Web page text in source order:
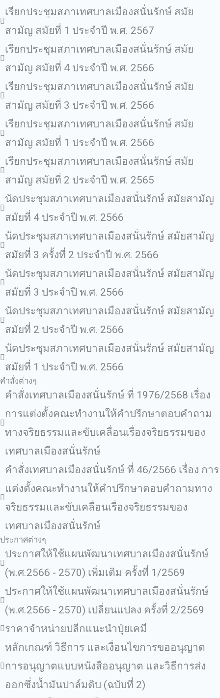
เรียกประชุมสภาเทศบาลเมืองสนั่นรักษ์ สมัย
สามัญ สมัยที่ 1 ประจำปี พ.ศ. 2567
เรียกประชุมสภาเทศบาลเมืองสนั่นรักษ์ สมัย
สามัญ สมัยที่ 4 ประจำปี พ.ศ. 2566
เรียกประชุมสภาเทศบาลเมืองสนั่นรักษ์ สมัย
สามัญ สมัยที่ 3 ประจำปี พ.ศ. 2566
เรียกประชุมสภาเทศบาลเมืองสนั่นรักษ์ สมัย
สามัญ สมัยที่ 1 ประจำปี พ.ศ. 2566
เรียกประชุมสภาเทศบาลเมืองสนั่นรักษ์ สมัย
สามัญ สมัยที่ 2 ประจำปี พ.ศ. 2565
นัดประชุมสภาเทศบาลเมืองสนั่นรักษ์ สมัยสามัญ
สมัยที่ 4 ประจำปี พ.ศ. 2566
นัดประชุมสภาเทศบาลเมืองสนั่นรักษ์ สมัยสามัญ
สมัยที่ 3 ครั้งที่ 2 ประจำปี พ.ศ. 2566
นัดประชุมสภาเทศบาลเมืองสนั่นรักษ์ สมัยสามัญ
สมัยที่ 3 ประจำปี พ.ศ. 2566
นัดประชุมสภาเทศบาลเมืองสนั่นรักษ์ สมัยสามัญ
สมัยที่ 2 ประจำปี พ.ศ. 2566
นัดประชุมสภาเทศบาลเมืองสนั่นรักษ์ สมัยสามัญ
สมัยที่ 1 ประจำปี พ.ศ. 2566
คำสั่งต่างๆ
คำสั่งเทศบาลเมืองสนั่นรักษ์ ที่ 1976/2568 เรื่อง
การแต่งตั้งคณะทำงานให้คำปรึกษาตอบคำถาม
ทางจริยธรรมและขับเคลื่อนเรื่องจริยธรรมของ
เทศบาลเมืองสนั่นรักษ์
คำสั่งเทศบาลเมืองสนั่นรักษ์ ที่ 46/2566 เรื่อง การ
แต่งตั้งคณะทำงานให้คำปรึกษาตอบคำถามทาง
จริยธรรมและขับเคลื่อนเรื่องจริยธรรมของ
เทศบาลเมืองสนั่นรักษ์
ประกาศต่างๆ
ประกาศให้ใช้แผนพัฒนาเทศบาลเมืองสนั่นรักษ์
(พ.ศ.2566 - 2570) เพิ่มเติม ครั้งที่ 1/2569
ประกาศให้ใช้แผนพัฒนาเทศบาลเมืองสนั่นรักษ์
(พ.ศ.2566 - 2570) เปลี่ยนแปลง ครั้งที่ 2/2569
ราคาจำหน่ายปลีกแนะนำปุ๋ยเคมี
หลักเกณฑ์ วิธีการ และเงื่อนไขการขออนุญาต
การอนุญาตแบบหนังสืออนุญาต และวิธีการส่ง
ออกซึ่งน้ำมันปาล์มดิบ (ฉบับที่ 2)